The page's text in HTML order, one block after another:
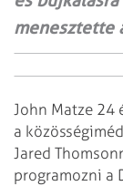
menesztette
John Matze 24
a
Jared
programozni a